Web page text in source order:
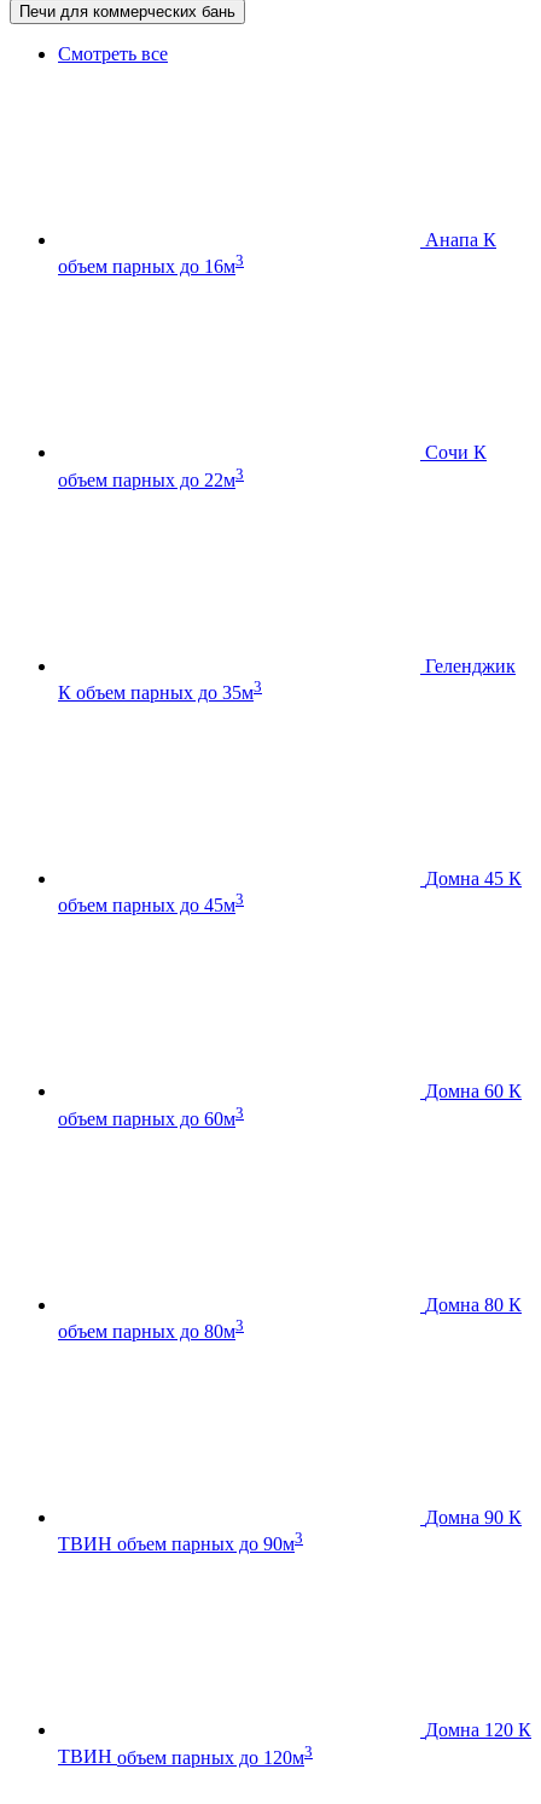
Печи для коммерческих бань
Смотреть все
Анапа К
объем парных до 16м3
Сочи К
объем парных до 22м3
Геленджик
К объем парных до 35м3
Домна 45 К
объем парных до 45м3
Домна 60 К
объем парных до 60м3
Домна 80 К
объем парных до 80м3
Домна 90 К
ТВИН объем парных до 90м3
Домна 120 К
ТВИН объем парных до 120м3